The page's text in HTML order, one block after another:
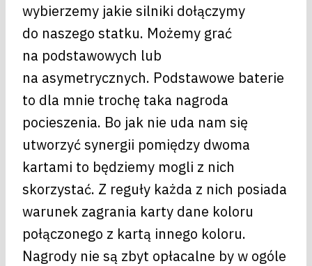
wybierzemy jakie silniki dołączymy
do naszego statku. Możemy grać
na podstawowych lub
na asymetrycznych. Podstawowe baterie
to dla mnie trochę taka nagroda
pocieszenia. Bo jak nie uda nam się
utworzyć synergii pomiędzy dwoma
kartami to będziemy mogli z nich
skorzystać. Z reguły każda z nich posiada
warunek zagrania karty dane koloru
połączonego z kartą innego koloru.
Nagrody nie są zbyt opłacalne by w ogóle